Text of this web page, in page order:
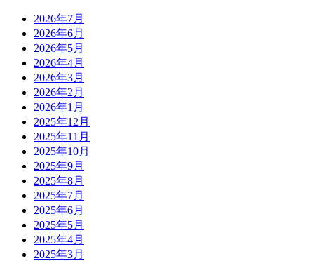
2026年7月
2026年6月
2026年5月
2026年4月
2026年3月
2026年2月
2026年1月
2025年12月
2025年11月
2025年10月
2025年9月
2025年8月
2025年7月
2025年6月
2025年5月
2025年4月
2025年3月